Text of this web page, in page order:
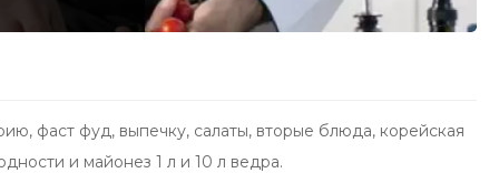
фаст фуд, выпечку, салаты, вторые блюда, корейская
и майонез 1 л и 10 л ведра.